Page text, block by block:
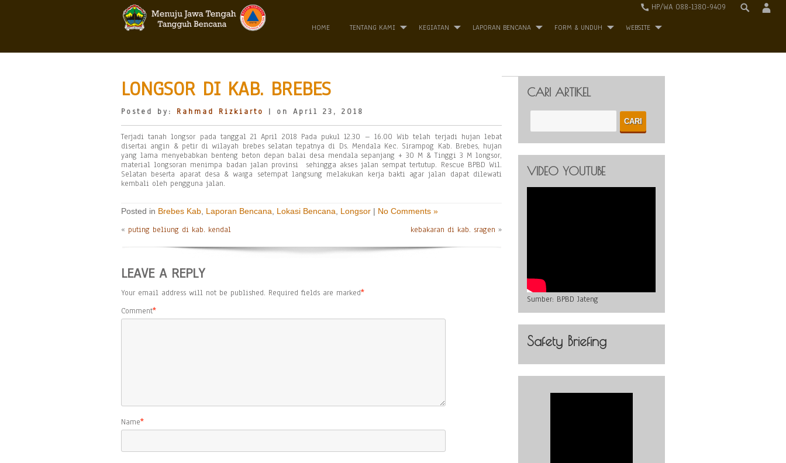
HP/WA 088-1380-9409
HOME TENTANG KAMI KEGIATAN LAPORAN BENCANA FORM & UNDUH WEBSITE
LONGSOR DI KAB. BREBES
Posted by: Rahmad Rizkiarto | on April 23, 2018
Terjadi tanah longsor pada tanggal 21 April 2018 Pada pukul 12.30 – 16.00 Wib telah terjadi hujan lebat
disertai angin & petir di wilayah brebes selatan tepatnya di Ds. Mendala Kec. Sirampog Kab. Brebes, hujan
yang lama menyebabkan benteng beton depan balai desa mendala sepanjang + 30 M & Tinggi 3 M longsor,
material longsoran menimpa badan jalan provinsi sehingga akses jalan sempat tertutup. Rescue BPBD Wil.
Selatan beserta aparat desa & warga setempat langsung melakukan kerja bakti agar jalan dapat dilewati
kembali oleh pengguna jalan.
Posted in Brebes Kab Laporan Bencana Lokasi Bencana Longsor | No Comments »
« puting beliung di kab. kendal kebakaran di kab. sragen »
LEAVE A REPLY
Your email address will not be published. Required fields are marked*
Comment*
Name*
CARI ARTIKEL
VIDEO YOUTUBE
Sumber: BPBD Jateng
Safety Briefing